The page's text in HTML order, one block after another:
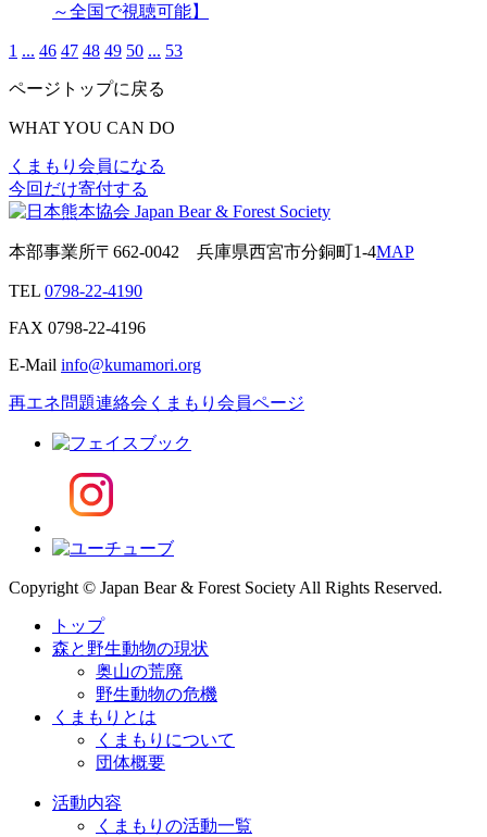
～全国で視聴可能】
1 ... 46 47 48 49 50 ... 53
ページトップに戻る
WHAT YOU CAN DO
くまもり会員になる
今回だけ寄付する
本部事業所〒662-0042 兵庫県西宮市分銅町1-4MAP
TEL 0798-22-4190
FAX 0798-22-4196
E-Mail info@kumamori.org
再エネ問題連絡会 くまもり会員ページ
Copyright © Japan Bear & Forest Society All Rights Reserved.
トップ
森と野生動物の現状
奥山の荒廃
野生動物の危機
くまもりとは
くまもりについて
団体概要
活動内容
くまもりの活動一覧